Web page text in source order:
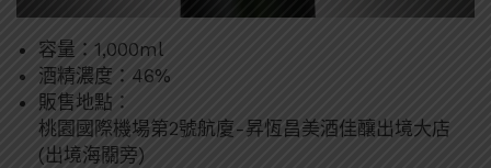
容量：1,000ml
酒精濃度：46%
販售地點：
桃園國際機場第2號航廈-昇恆昌美酒佳釀出境大店
(出境海關旁)